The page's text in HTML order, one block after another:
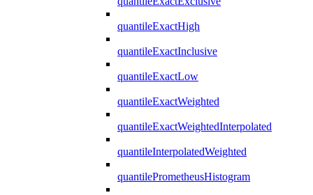
quantileExactHigh
quantileExactInclusive
quantileExactLow
quantileExactWeighted
quantileExactWeightedInterpolated
quantileInterpolatedWeighted
quantilePrometheusHistogram